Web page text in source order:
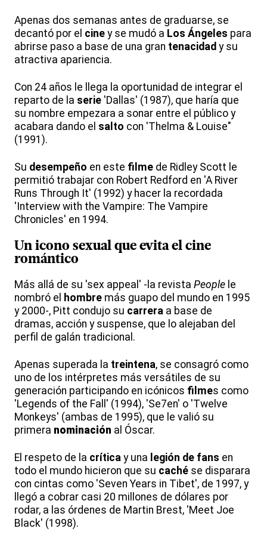
Apenas dos semanas antes de graduarse, se
decantó por el cine y se mudó a Los Ángeles para
abrirse paso a base de una gran tenacidad y su
atractiva apariencia.
Con 24 años le llega la oportunidad de integrar el
reparto de la serie 'Dallas' (1987), que haría que
su nombre empezara a sonar entre el público y
acabara dando el salto con 'Thelma & Louise"
(1991).
Su desempeño en este filme de Ridley Scott le
permitió trabajar con Robert Redford en 'A River
Runs Through It' (1992) y hacer la recordada
'Interview with the Vampire: The Vampire
Chronicles' en 1994.
Un icono sexual que evita el cine
romántico
Más allá de su 'sex appeal' -la revista People le
nombró el hombre más guapo del mundo en 1995
y 2000-, Pitt condujo su carrera a base de
dramas, acción y suspense, que lo alejaban del
perfil de galán tradicional.
Apenas superada la treintena, se consagró como
uno de los intérpretes más versátiles de su
generación participando en icónicos filmes como
'Legends of the Fall' (1994), 'Se7en' o 'Twelve
Monkeys' (ambas de 1995), que le valió su
primera nominación al Óscar.
El respeto de la crítica y una legión de fans en
todo el mundo hicieron que su caché se disparara
con cintas como 'Seven Years in Tibet', de 1997, y
llegó a cobrar casi 20 millones de dólares por
rodar, a las órdenes de Martin Brest, 'Meet Joe
Black' (1998).